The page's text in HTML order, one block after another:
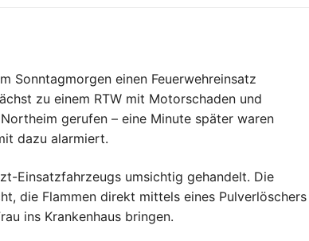
Sonntagmorgen einen Feuerwehreinsatz
zu einem RTW mit Motorschaden und
gerufen – eine Minute später waren
dazu alarmiert.
Einsatzfahrzeugs umsichtig gehandelt. Die
die Flammen direkt mittels eines Pulverlöschers
ins Krankenhaus bringen.